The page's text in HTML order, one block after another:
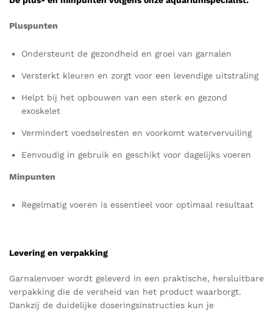
Pluspunten
Ondersteunt de gezondheid en groei van garnalen
Versterkt kleuren en zorgt voor een levendige uitstraling
Helpt bij het opbouwen van een sterk en gezond
exoskelet
Vermindert voedselresten en voorkomt watervervuiling
Eenvoudig in gebruik en geschikt voor dagelijks voeren
Minpunten
Regelmatig voeren is essentieel voor optimaal resultaat
Levering en verpakking
Garnalenvoer wordt geleverd in een praktische, hersluitbare
verpakking die de versheid van het product waarborgt.
Dankzij de duidelijke doseringsinstructies kun je